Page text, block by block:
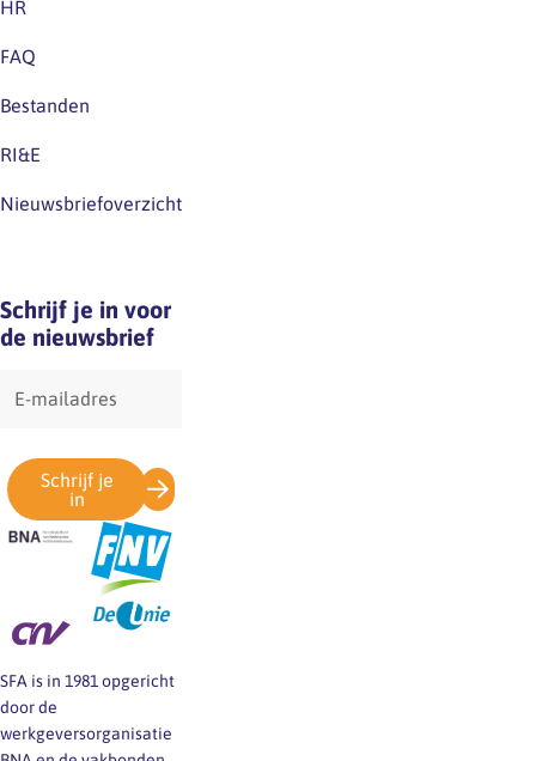
HR
FAQ
Bestanden
RI&E
Nieuwsbriefoverzicht
Schrijf je in voor
de nieuwsbrief
mailadres
Schrijf je
in
SFA is in 1981 opgericht
door de
werkgeversorganisatie